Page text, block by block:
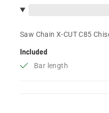
Saw Chain X-CUT C85
Included
Bar length